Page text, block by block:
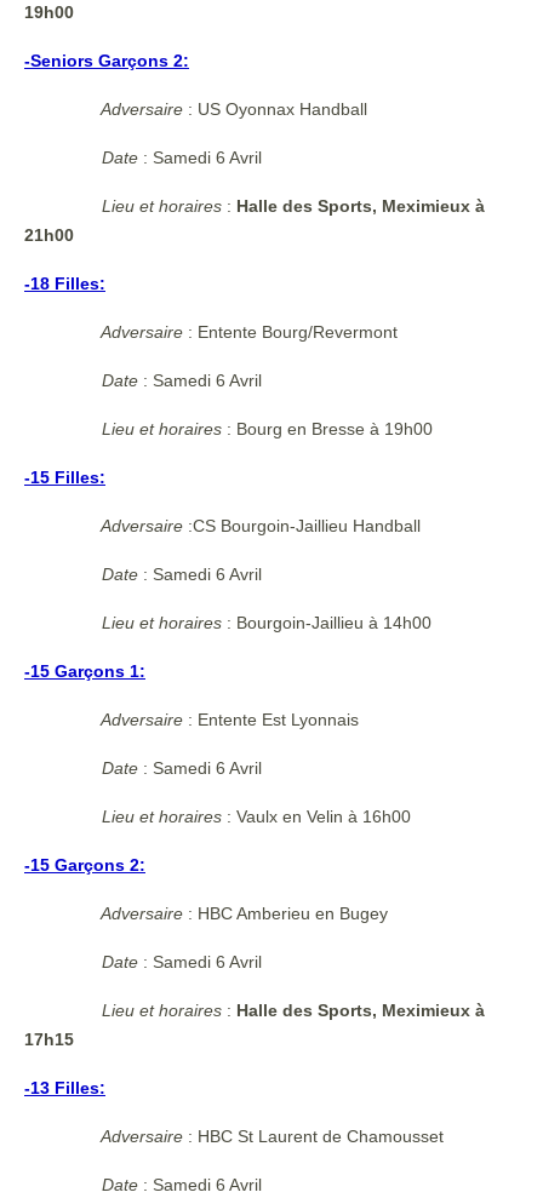
19h00
-Seniors Garçons 2:
Adversaire : US Oyonnax Handball
Date : Samedi 6 Avril
Lieu et horaires : Halle des Sports, Meximieux à
21h00
-18 Filles:
Adversaire : Entente Bourg/Revermont
Date : Samedi 6 Avril
Lieu et horaires : Bourg en Bresse à 19h00
-15 Filles:
Adversaire :CS Bourgoin-Jaillieu Handball
Date : Samedi 6 Avril
Lieu et horaires : Bourgoin-Jaillieu à 14h00
-15 Garçons 1:
Adversaire : Entente Est Lyonnais
Date : Samedi 6 Avril
Lieu et horaires : Vaulx en Velin à 16h00
-15 Garçons 2:
Adversaire : HBC Amberieu en Bugey
Date : Samedi 6 Avril
Lieu et horaires : Halle des Sports, Meximieux à
17h15
-13 Filles:
Adversaire : HBC St Laurent de Chamousset
Date : Samedi 6 Avril